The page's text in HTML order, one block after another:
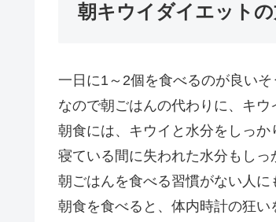
朝キウイダイエット
一日に1～2個を食べるのが良いそ
なので朝ごはんの代わりに、キウ
朝食には、キウイと水分をしっか
寝ている間に失われた水分もしっ
朝ごはんを食べる習慣がない人に
朝食を食べると、体内時計の狂い